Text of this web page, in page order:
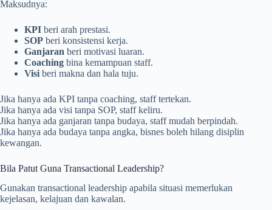
Maksudnya:
KPI beri arah prestasi.
SOP beri konsistensi kerja.
Ganjaran beri motivasi luaran.
Coaching bina kemampuan staff.
Visi beri makna dan hala tuju.
Jika hanya ada KPI tanpa coaching, staff tertekan.
Jika hanya ada visi tanpa SOP, staff keliru.
Jika hanya ada ganjaran tanpa budaya, staff mudah berpindah.
Jika hanya ada budaya tanpa angka, bisnes boleh hilang disiplin
kewangan.
Bila Patut Guna Transactional Leadership?
Gunakan transactional leadership apabila situasi memerlukan
kejelasan, kelajuan dan kawalan.